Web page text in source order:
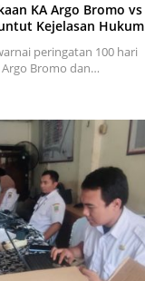
KA Argo Bromo vs
Kejelasan Hukum
peringatan 100 hari
Bromo dan…